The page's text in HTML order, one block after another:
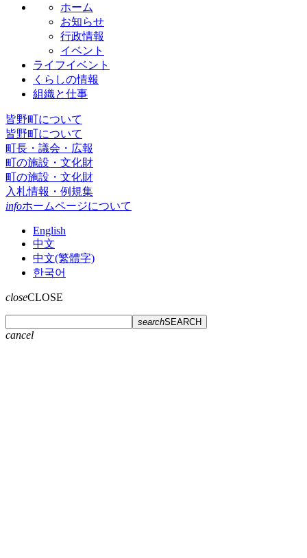
ホーム
お知らせ
行政情報
イベント
ライフイベント
くらしの情報
組織と仕事
皆野町について
皆野町について
町長・議会・広報
町の施設・文化財
町の施設・文化財
入札情報・例規集
infoホームページについて
English
中文
中文(繁體字)
한국어
closeCLOSE
searchSEARCH
cancel